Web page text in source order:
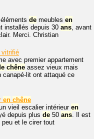
de meubles en
installés depuis 30 ans, avant
Merci. Christian
vitrifié
avec premier appartement
chêne assez vieux mais
canapé-lit ont attaqué ce
en chêne
vieil escalier intérieur en
depuis plus de 50 ans. Il est
et le cirer tout